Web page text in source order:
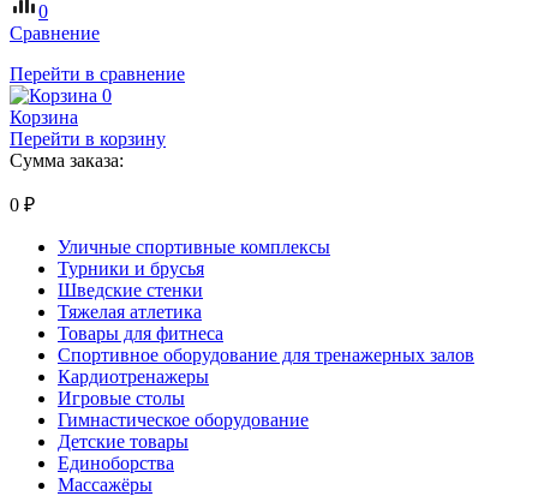
0
Сравнение
Перейти в сравнение
0
Корзина
Перейти в корзину
Сумма заказа:
0 ₽
Уличные спортивные комплексы
Турники и брусья
Шведские стенки
Тяжелая атлетика
Товары для фитнеса
Спортивное оборудование для тренажерных залов
Кардиотренажеры
Игровые столы
Гимнастическое оборудование
Детские товары
Единоборства
Массажёры